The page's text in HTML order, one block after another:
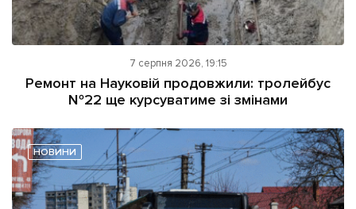
7 серпня 2026, 19:15
Ремонт на Науковій продовжили: тролейбус
№22 ще курсуватиме зі змінами
НОВИНИ